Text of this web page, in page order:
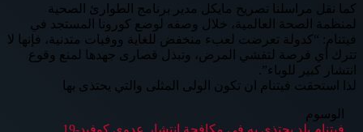
كما نقل مراسلنا تصريح مايكل مدير برنامج الطوارئ الصحية
لمنظمة الصحة العالمية، خلال وصفه لوضع كورونا المستجد في
فيتنام: “كدولة تعرضت لعبء منخفض للغاية ووفيات متدنية، فإنها لا
تترك أي فرصة لتفشي المرض، وتبذل قصارى جهدها لمنع وقوع
انتشار كبير للوباء”.
لذا استحقت فيتنام ان تكون الولى المثلى والتي يحتذى بها
الوسوم
فيتنام بلد يحتذى به في مكافحة انتشار عدوى كوفيد-19